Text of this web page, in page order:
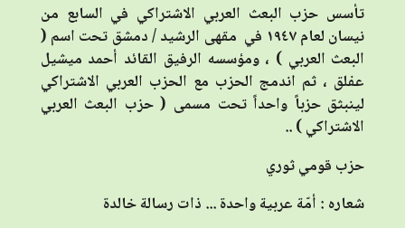
تأسس حزب البعث العربي الاشتراكي في السابع من
نيسان لعام ١٩٤٧ في مقهى الرشيد / دمشق تحت اسم (
البعث العربي ) ، ومؤسسه الرفيق القائد أحمد ميشيل
عفلق ، ثم اندمج الحزب مع الحزب العربي الاشتراكي
لينبثق حزباً واحداً تحت مسمى ( حزب البعث العربي
الاشتراكي ) ..
حزب قومي ثوري
شعاره : أمّة عربية واحدة ... ذات رسالة خالدة